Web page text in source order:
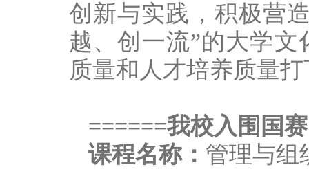
创新与实践，积极营
越、创一流”的大学
质量和人才培养质量
======我校入围国
课程名称： 管理与组